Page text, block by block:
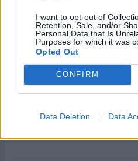
I want to opt-out of
Retention, Sale, and/or
Personal Data that Is
Purposes for which it was
Opted Out
CONFIRM
Data Deletion Data
Ατύχημα για τον Ιβάν
«Θα σηκωθώ πιο
φωτογραφία από πρόσφατη
ΧΤΕΣ